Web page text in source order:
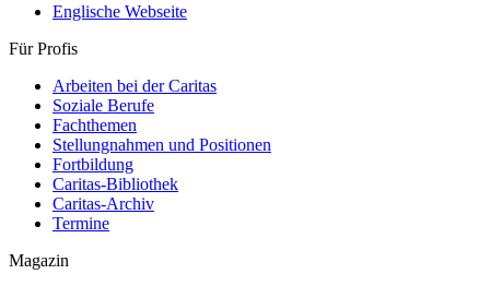
Englische Webseite
Für Profis
Arbeiten bei der Caritas
Soziale Berufe
Fachthemen
Stellungnahmen und Positionen
Fortbildung
Caritas-Bibliothek
Caritas-Archiv
Termine
Magazin